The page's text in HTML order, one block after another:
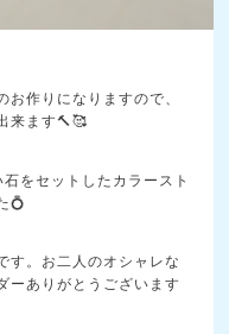
作りになりますので、
来ます🔨🥰
をセットしたカラースト
💍
す。お二人のオシャレな
ーありがとうございます